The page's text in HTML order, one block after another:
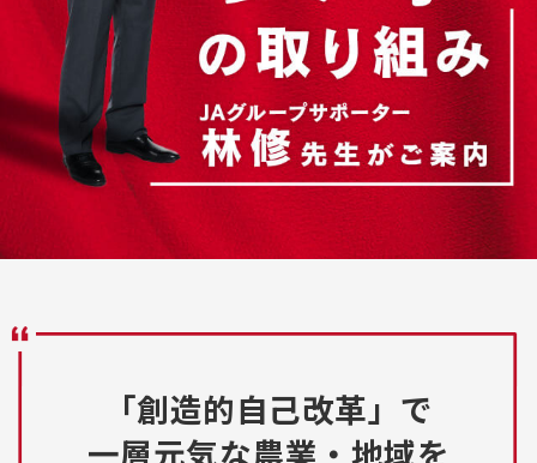
「創造的自己改革」で
一層元気な農業・地域を